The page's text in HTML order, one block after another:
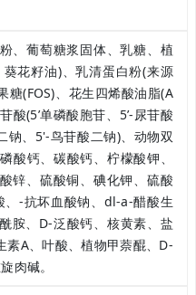
、葡萄糖浆固体、乳糖、植
花籽油)、乳清蛋白粉(来源
糖(FOS)、花生四烯酸油脂(A
酸(5’单磷酸胞苷、5’-尿苷酸
钠、5'-鸟苷酸二钠)、动物双
酸钙、碳酸钙、柠檬酸钾、
锌、硫酸铜、碘化钾、硫酸
、-抗坏血酸钠、dl-a-醋酸生
胺、D-泛酸钙、核黄素、盐
素A、叶酸、植物甲萘醌、D-
肉碱。